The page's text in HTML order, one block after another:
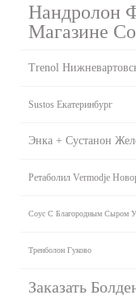
Нандролон
Магазине
Trenol
Sustos Екатеринбург
Энка + Сустанон
Ретаболил Vermodje
Соус С Благородным Сыром
Тренболон Гуково
Заказать